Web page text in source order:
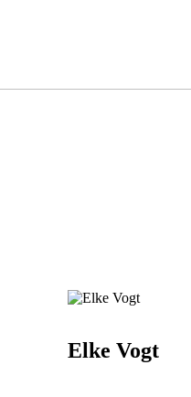
Elke Vogt